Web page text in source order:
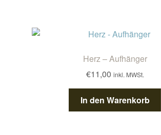
Herz – Aufhänger
€11,00 inkl. MWSt.
In den Warenkorb